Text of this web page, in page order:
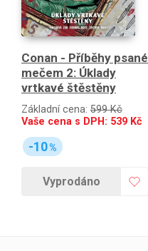
Conan - Příběhy psané
mečem 2: Úklady
vrtkavé štěstěny
Základní cena: 599 Kč
Vaše cena s DPH: 539 Kč
-10%
Vyprodáno